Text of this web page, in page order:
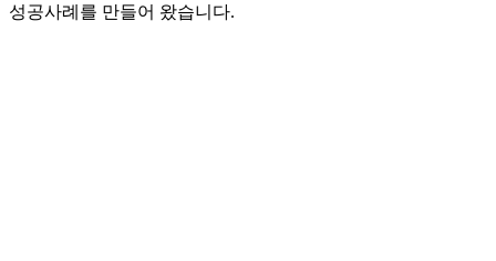
성공사례를 만들어 왔습니다.